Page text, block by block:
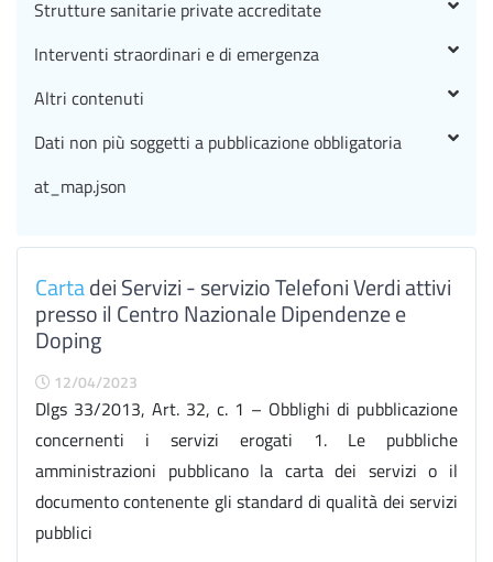
Cartadei Servizi - servizio Telefoni Verdi attivi
presso il Centro Nazionale Dipendenze e
Doping
12/04/2023
Dlgs 33/2013, Art. 32, c. 1 – Obblighi di pubblicazione
concernenti i servizi erogati 1. Le pubbliche
amministrazioni pubblicano la carta dei servizi o il
documento contenente gli standard di qualità dei servizi
pubblici
Strutture sanitarie private accreditate
Interventi straordinari e di emergenza
Altri contenuti
Dati non più soggetti a pubblicazione obbligatoria
at_map.json